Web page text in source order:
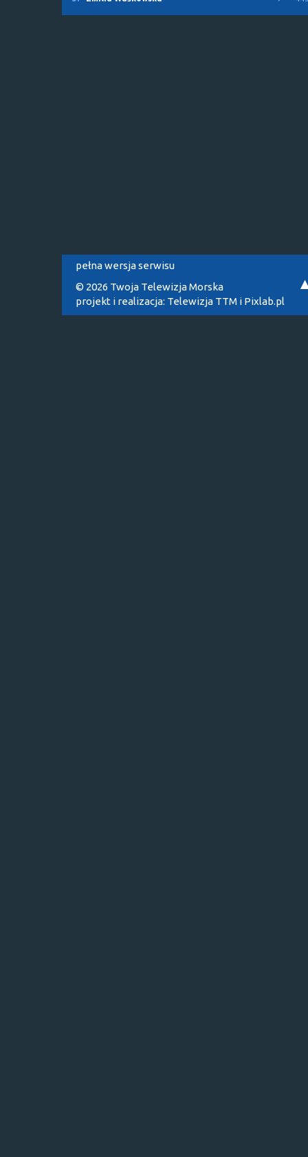
pełna wersja serwisu
© 2026 Twoja Telewizja Morska
projekt i realizacja: Telewizja TTM i Pixlab.pl